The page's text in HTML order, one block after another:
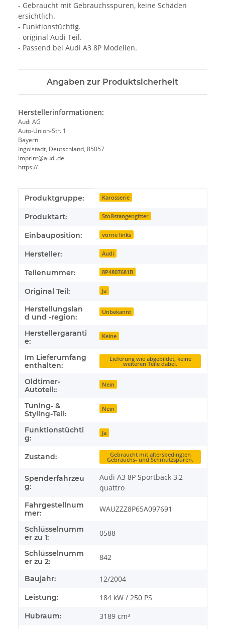
- Gebraucht mit Gebrauchsspuren, keine Schäden
ersichtlich.
- Funktionstüchtig.
- original Audi Teil.
- Passend bei Audi A3 8P Modellen.
Angaben zur Produktsicherheit
Herstellerinformationen:
Audi AG
Auto-Union-Str. 1
Bayern
Ingolstadt, Deutschland, 85057
imprint@audi.de
https://
Produkteigenschaft
Wert
Produktgruppe: Karosserie
Produktart: Stoßstangengitter
Einbauposition: vorne links
Hersteller: Audi
Teilenummer: 8P4807681B
Original Teil: Ja
Herstellungslan
d und -region:
Unbekannt
Herstellergaranti
e:
Keine
Im Lieferumfang
enthalten:
Lieferung wie abgebildet, keine
weiteren Teile dabei.
Oldtimer-
Autoteil::
Nein
Tuning- &
Styling-Teil:
Nein
Funktionstüchti
g:
Ja
Zustand: Gebraucht mit altersbedingten
Gebrauchs- und Schmutzspuren.
Spenderfahrzeu
g:
Audi A3 8P Sportback 3,2
quattro
Fahrgestellnum
mer:
WAUZZZ8P65A097691
Schlüsselnumm
er zu 1:
0588
Schlüsselnumm
er zu 2:
842
Baujahr: 12/2004
Leistung: 184 kW / 250 PS
Hubraum: 3189 cm³